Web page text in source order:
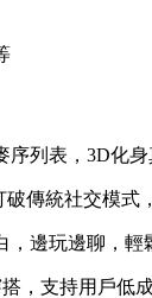
列表，3D化
傳統社交模式
邊玩邊聊，輕
，支持用戶低